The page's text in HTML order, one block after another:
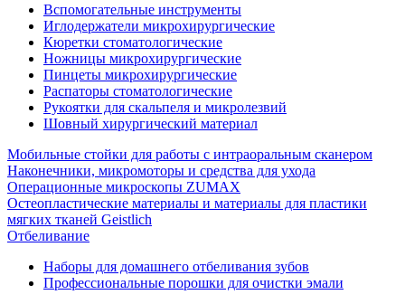
Вспомогательные инструменты
Иглодержатели микрохирургические
Кюретки стоматологические
Ножницы микрохирургические
Пинцеты микрохирургические
Распаторы стоматологические
Рукоятки для скальпеля и микролезвий
Шовный хирургический материал
Мобильные стойки для работы с интраоральным сканером
Наконечники, микромоторы и средства для ухода
Операционные микроскопы ZUMAX
Остеопластические материалы и материалы для пластики
мягких тканей Geistlich
Отбеливание
Наборы для домашнего отбеливания зубов
Профессиональные порошки для очистки эмали